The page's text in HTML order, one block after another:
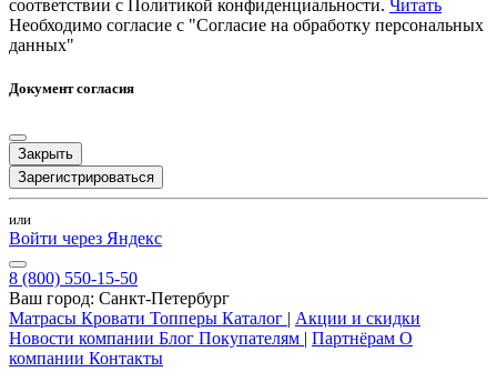
соответствии с Политикой конфиденциальности. Читать
Необходимо согласие с "Согласие на обработку персональных
данных"
Документ согласия
Закрыть
Зарегистрироваться
или
Войти через Яндекс
8 (800) 550-15-50
Ваш город: Санкт-Петербург
Матрасы Кровати Топперы Каталог | Акции и скидки
Новости компании Блог Покупателям | Партнёрам О
компании Контакты